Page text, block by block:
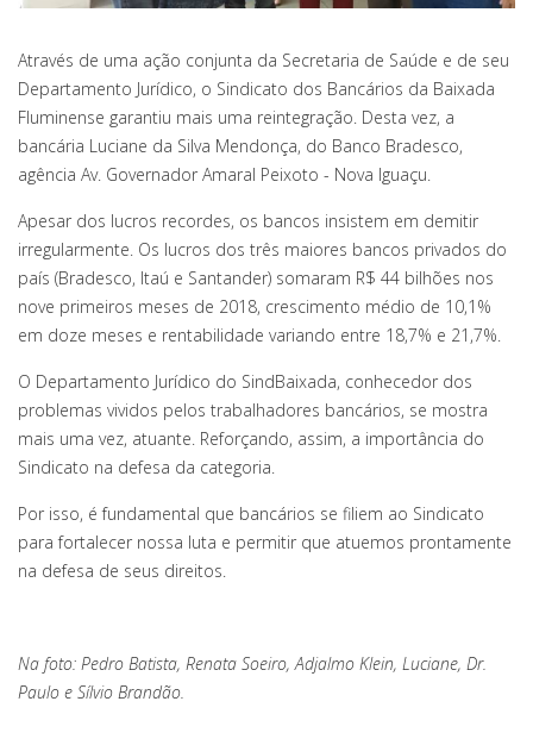
Através de uma ação conjunta da Secretaria de Saúde e de seu
Departamento Jurídico, o Sindicato dos Bancários da Baixada
Fluminense garantiu mais uma reintegração. Desta vez, a
bancária Luciane da Silva Mendonça, do Banco Bradesco,
agência Av. Governador Amaral Peixoto - Nova Iguaçu.
Apesar dos lucros recordes, os bancos insistem em demitir
irregularmente. Os lucros dos três maiores bancos privados do
país (Bradesco, Itaú e Santander) somaram R$ 44 bilhões nos
nove primeiros meses de 2018, crescimento médio de 10,1%
em doze meses e rentabilidade variando entre 18,7% e 21,7%.
O Departamento Jurídico do SindBaixada, conhecedor dos
problemas vividos pelos trabalhadores bancários, se mostra
mais uma vez, atuante. Reforçando, assim, a importância do
Sindicato na defesa da categoria.
Por isso, é fundamental que bancários se filiem ao Sindicato
para fortalecer nossa luta e permitir que atuemos prontamente
na defesa de seus direitos.
Na foto: Pedro Batista, Renata Soeiro, Adjalmo Klein, Luciane, Dr.
Paulo e Sílvio Brandão.